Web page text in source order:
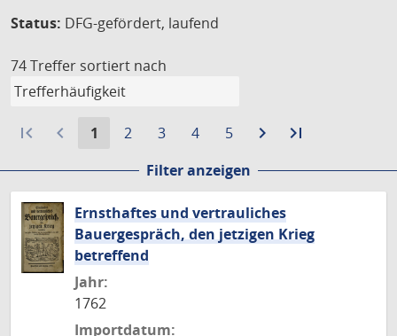
Status: DFG-gefördert, laufend
74 Treffer sortiert nach
first_page navigate_before
Aktuelle
1
Gehe
Seite
2
Gehe
Seite
3
Gehe
Seite
4
Gehe
Seite
5 navigate_next
Zur
Seite
last_page
Seite
Filter anzeigen
Ernsthaftes und vertrauliches
Bauergespräch, den jetzigen Krieg
betreffend
Jahr:
1762
Importdatum: